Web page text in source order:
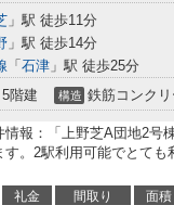
」駅 徒歩11分
」駅 徒歩14分
「 石津 」駅 徒歩25分
5階建 構造 鉄筋コンクリ
報：「上野芝A団地2号
。2駅利用可能でとても
礼金 間取り 面積